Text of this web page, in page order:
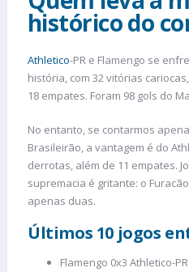
histórico do
Athletico-PR e Flamengo se
história, com 32 vitórias
18 empates. Foram 98 gols do
No entanto, se contarmos
Brasileirão, a vantagem é do
derrotas, além de 11 empates.
supremacia é gritante: o
apenas duas.
Últimos 10 jogos
Flamengo 0x3 Athletico-